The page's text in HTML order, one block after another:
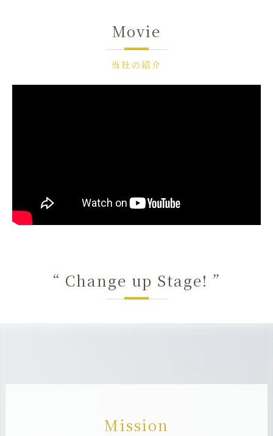
当社の紹介
Movie
“ Change up Stage! ”
Mission